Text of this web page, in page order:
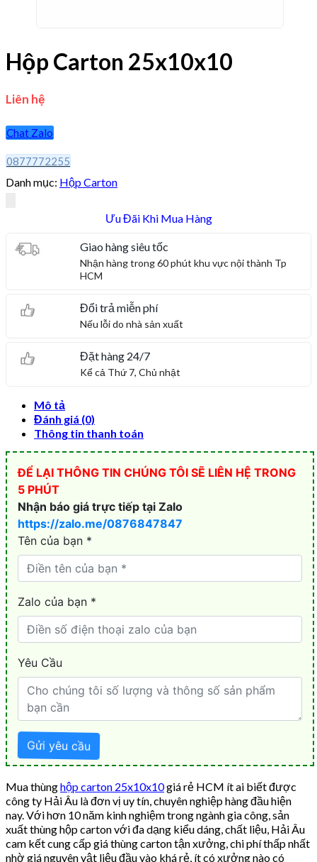
Hộp Carton 25x10x10
Liên hệ
Chat Zalo
0877772255
Danh mục: Hộp Carton
Ưu Đãi Khi Mua Hàng
Giao hàng siêu tốc
Nhận hàng trong 60 phút khu vực nội thành Tp
HCM
Đổi trả miễn phí
Nếu lỗi do nhà sản xuất
Đặt hàng 24/7
Kể cả Thứ 7, Chủ nhật
Mô tả
Đánh giá (0)
Thông tin thanh toán
Mua thùnghộp carton 25x10x10giá rẻ HCM ít ai biết được
công ty Hải Âu là đơn vị uy tín, chuyên nghiệp hàng đầu hiện
nay. Với hơn 10 năm kinh nghiệm trong ngành gia công, sản
xuất thùng hộp carton với đa dạng kiểu dáng, chất liệu, Hải Âu
cam kết cung cấp giá thùng carton tận xưởng, chi phí thấp nhất
nhờ giá nguyên vật liệu đầu vào khá rẻ, ít có xưởng nào có